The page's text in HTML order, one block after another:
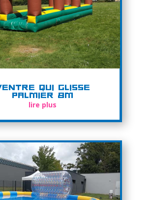
qui glisse
Palmier 8m
lire plus